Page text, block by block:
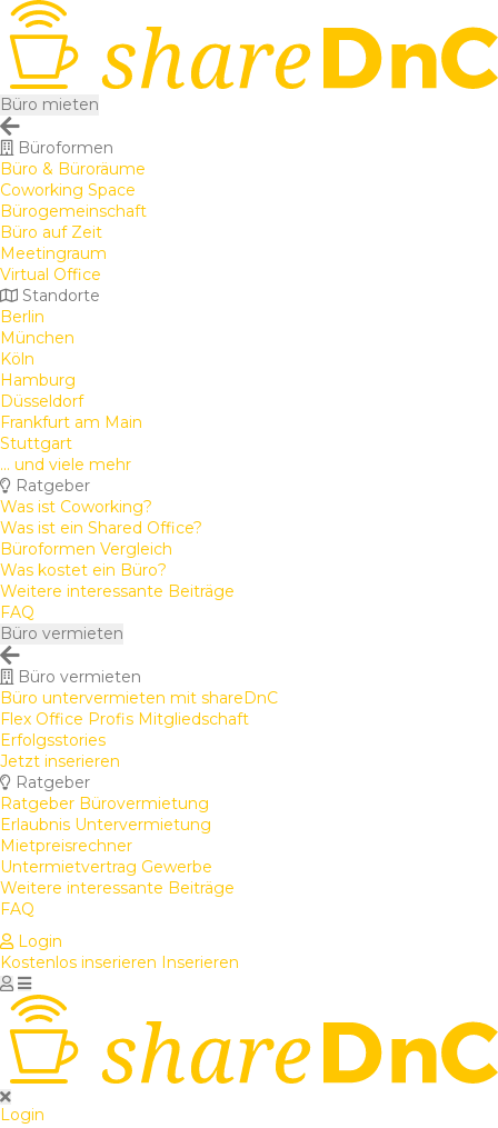
Büro mieten
Büroformen
Büro & Büroräume
Coworking Space
Bürogemeinschaft
Büro auf Zeit
Meetingraum
Virtual Office
Standorte
Berlin
München
Köln
Hamburg
Düsseldorf
Frankfurt am Main
Stuttgart
... und viele mehr
Ratgeber
Was ist Coworking?
Was ist ein Shared Office?
Büroformen Vergleich
Was kostet ein Büro?
Weitere interessante Beiträge
FAQ
Büro vermieten
Büro vermieten
Büro untervermieten mit shareDnC
Flex Office Profis Mitgliedschaft
Erfolgsstories
Jetzt inserieren
Ratgeber
Ratgeber Bürovermietung
Erlaubnis Untervermietung
Mietpreisrechner
Untermietvertrag Gewerbe
Weitere interessante Beiträge
FAQ
Login
Kostenlos inserieren Inserieren
Login